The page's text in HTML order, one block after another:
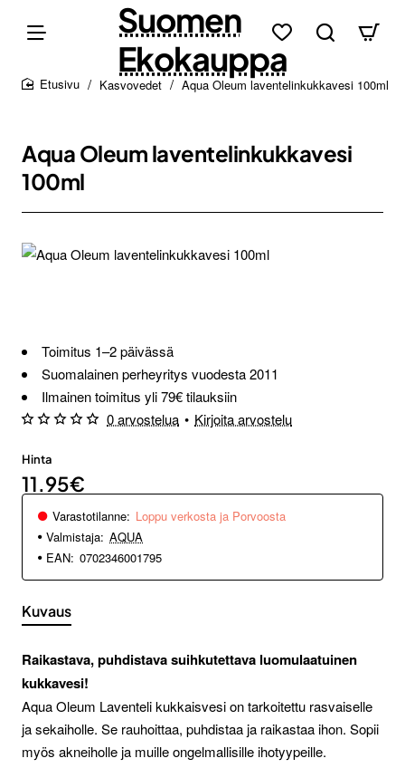
Suomen
Ekokauppa
Kasvovedet Aqua Oleum laventelinkukkavesi 100ml
Aqua Oleum laventelinkukkavesi
100ml
Toimitus 1–2 päivässä
Suomalainen perheyritys vuodesta 2011
Ilmainen toimitus yli 79€ tilauksiin
0 arvostelua • Kirjoita arvostelu
Hinta
11.95€
Varastotilanne: Loppu verkosta ja Porvoosta
Valmistaja: AQUA
EAN: 0702346001795
Kuvaus
Raikastava, puhdistava suihkutettava luomulaatuinen
kukkavesi!
Aqua Oleum Laventeli kukkaisvesi on tarkoitettu rasvaiselle
ja sekaiholle. Se rauhoittaa, puhdistaa ja raikastaa ihon. Sopii
myös akneiholle ja muille ongelmallisille ihotyypeille.